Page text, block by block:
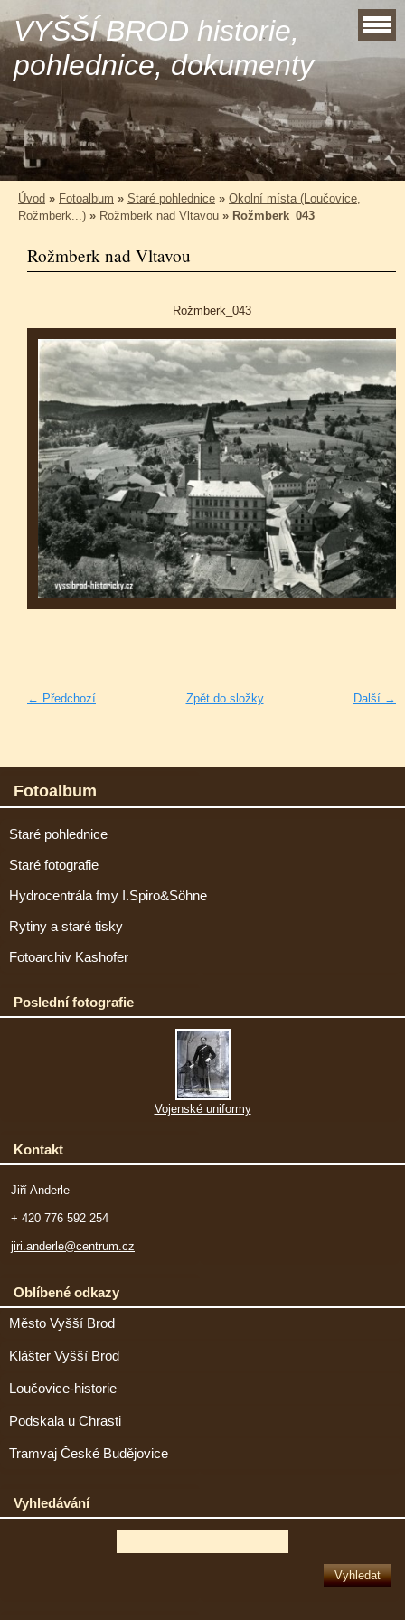
VYŠŠÍ BROD historie,
pohlednice, dokumenty
Úvod » Fotoalbum » Staré pohlednice » Okolní místa (Loučovice,
Rožmberk...) » Rožmberk nad Vltavou » Rožmberk_043
Rožmberk nad Vltavou
Rožmberk_043
← Předchozí Další →
Zpět do složky
Fotoalbum
Staré pohlednice
Staré fotografie
Hydrocentrála fmy I.Spiro&Söhne
Rytiny a staré tisky
Fotoarchiv Kashofer
Poslední fotografie
Vojenské uniformy
Kontakt
Jiří Anderle
+ 420 776 592 254
jiri.anderle@centrum.cz
Oblíbené odkazy
Město Vyšší Brod
Klášter Vyšší Brod
Loučovice-historie
Podskala u Chrasti
Tramvaj České Budějovice
Vyhledávání